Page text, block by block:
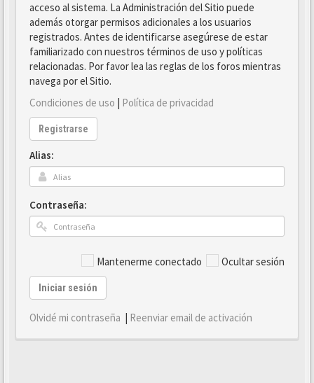
acceso al sistema. La Administración del Sitio puede
además otorgar permisos adicionales a los usuarios
registrados. Antes de identificarse asegúrese de estar
familiarizado con nuestros términos de uso y políticas
relacionadas. Por favor lea las reglas de los foros mientras
navega por el Sitio.
Condiciones de uso | Política de privacidad
Registrarse
Alias:
Contraseña:
Mantenerme conectado Ocultar sesión
Iniciar sesión
Olvidé mi contraseña | Reenviar email de activación